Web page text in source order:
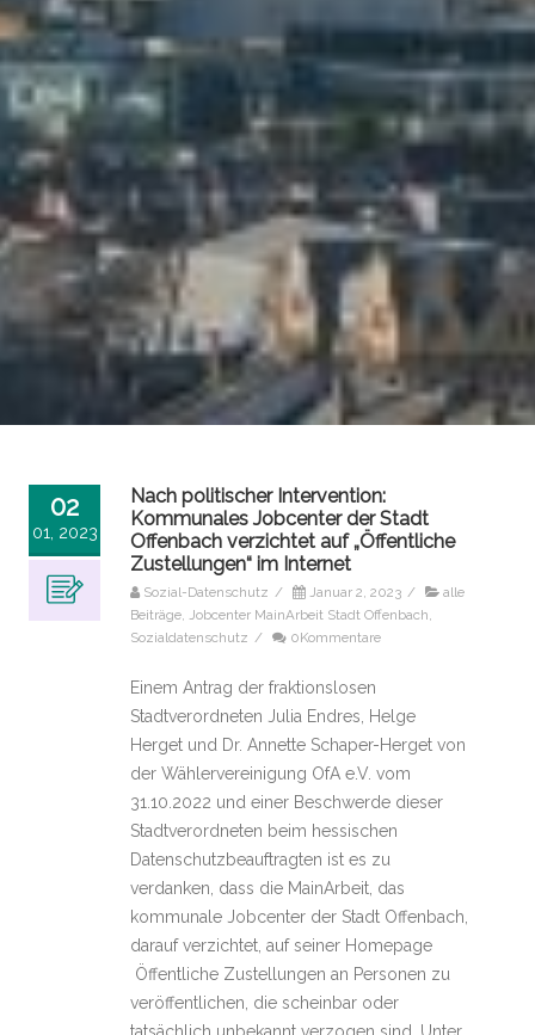
02
01, 2023
Nach politischer Intervention:
Kommunales Jobcenter der Stadt
Offenbach verzichtet auf „Öffentliche
Zustellungen“ im Internet
Sozial-Datenschutz / Januar 2, 2023 /
alle
Beiträge
Jobcenter MainArbeit Stadt Offenbach
Sozialdatenschutz / 0Kommentare
Einem Antrag der fraktionslosen
Stadtverordneten Julia Endres, Helge
Herget und Dr. Annette Schaper-Herget von
der Wählervereinigung OfA e.V. vom
31.10.2022 und einer Beschwerde dieser
Stadtverordneten beim hessischen
Datenschutzbeauftragten ist es zu
verdanken, dass die MainArbeit, das
kommunale Jobcenter der Stadt Offenbach,
darauf verzichtet, auf seiner Homepage
Öffentliche Zustellungen an Personen zu
veröffentlichen, die scheinbar oder
tatsächlich unbekannt verzogen sind. Unter